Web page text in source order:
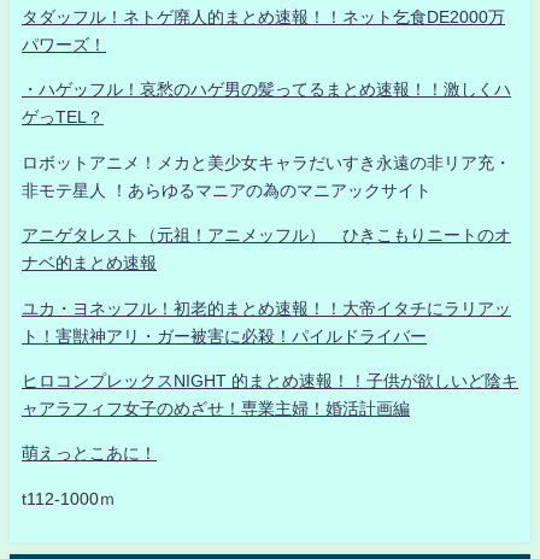
タダッフル！ネトゲ廃人的まとめ速報！！ネット乞食DE2000万
パワーズ！
・ハゲッフル！哀愁のハゲ男の髪ってるまとめ速報！！激しくハ
ゲっTEL？
ロボットアニメ！メカと美少女キャラだいすき永遠の非リア充・
非モテ星人 ！あらゆるマニアの為のマニアックサイト
アニゲタレスト（元祖！アニメッフル） ひきこもりニートのオ
ナベ的まとめ速報
ユカ・ヨネッフル！初老的まとめ速報！！大帝イタチにラリアッ
ト！害獣神アリ・ガー被害に必殺！パイルドライバー
ヒロコンプレックスNIGHT 的まとめ速報！！子供が欲しいど陰キ
ャアラフィフ女子のめざせ！専業主婦！婚活計画編
萌えっとこあに！
t112-1000ｍ